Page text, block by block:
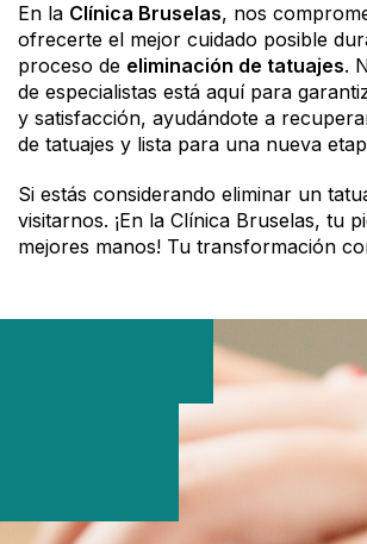
En la Clínica Bruselas, nos
ofrecerte el mejor cuidado posible
proceso de eliminación de tatuajes.
de especialistas está aquí para
y satisfacción, ayudándote a
de tatuajes y lista para una nueva
Si estás considerando eliminar un
visitarnos. ¡En la Clínica Bruselas, tu
mejores manos! Tu transformación